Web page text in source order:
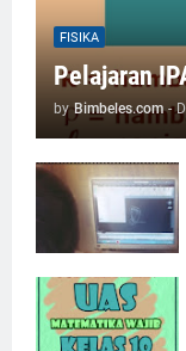
FISIKA
Pelajaran
by Bimbeles.com -